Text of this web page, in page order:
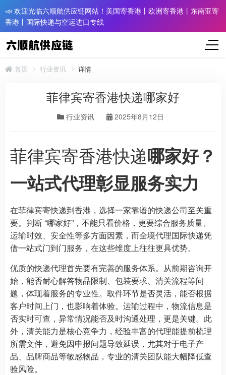
📣 欢迎光临六顺航供应链网站！美国寄香港丨欧洲寄香港丨东南亚寄
香港丨国际快递与空运进口专线
首页 行业资讯 详情
菲律宾寄香港快递哪家好
行业资讯 2025年8月12日
菲律宾寄香港快递哪家好？
一站式代理彰显服务实力
在菲律宾寄快递到香港，选择一家靠谱的快递公司至关重
要。判断 “哪家好”，不能只看价格，更要综合服务质量、
运输时效、安全性等多方面因素，而全境代理国际快递凭
借一站式门到门服务，在这些维度上往往更具优势。
优质的快递代理首先要有完善的服务体系。从前期咨询开
始，能否耐心解答物品限制、包装要求、清关流程等问
题，体现着服务的专业性。取件环节是否灵活，能否根据
客户时间上门，也影响着体验。运输过程中，物流信息是
否实时可查，异常情况能否及时沟通处理，更是关键。此
外，清关能力是核心竞争力，经验丰富的代理能提前梳理
所需文件，避免因申报问题导致延误，尤其对于电子产
品、品牌商品等敏感物品，专业的清关团队能大幅降低查
验风险。